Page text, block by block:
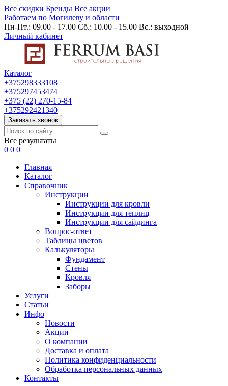
Все скидки Бренды Все акции
Работаем по Могилеву и области
Пн-Пт.: 09.00 - 17.00 Сб.: 10.00 - 15.00 Вс.: выходной
Личный кабинет
Каталог
+375298333108
+375297453474
+375 (22) 270-15-84
+375292421340
Заказать звонок
Все результаты
0 0 0
Главная
Каталог
Cправочник
Инструкции
Инструкции для кровли
Инструкции для теплиц
Инструкции для сайдинга
Вопрос-ответ
Таблицы цветов
Калькуляторы
Фундамент
Стены
Кровля
Заборы
Услуги
Статьи
Инфо
Новости
Акции
О компании
Доставка и оплата
Политика конфиденциальности
Обработка персональных данных
Контакты